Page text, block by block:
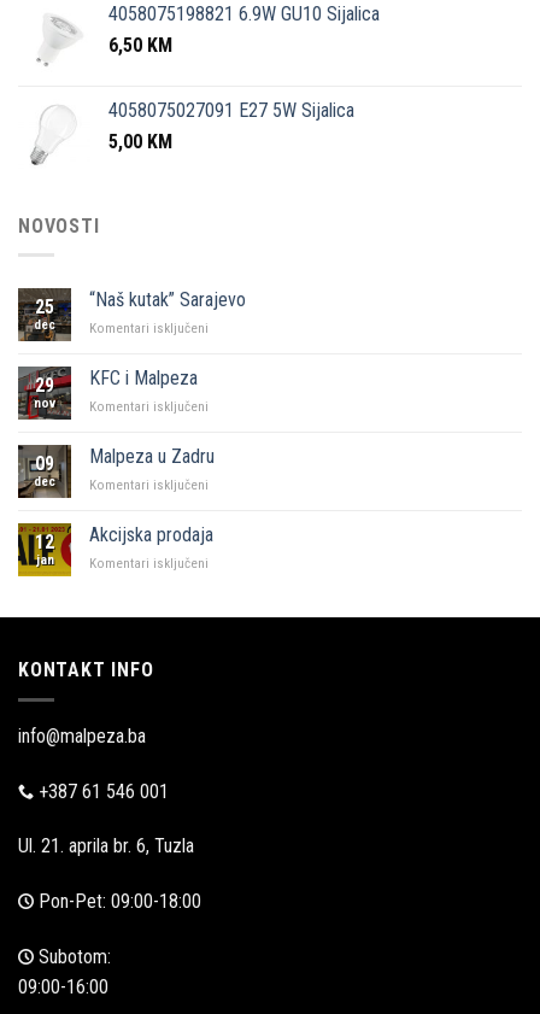
4058075198821 6.9W GU10 Sijalica
6,50 KM
4058075027091 E27 5W Sijalica
5,00 KM
NOVOSTI
25
dec
“Naš kutak” Sarajevo
Komentari isključeni
29
nov
KFC i Malpeza
Komentari isključeni
Malpeza
09
dec
Malpeza u Zadru
Komentari isključeni
Zadru
12
jan
Akcijska prodaja
Komentari isključeni
KONTAKT INFO
info@malpeza.ba
+387 61 546 001
Ul. 21. aprila br. 6, Tuzla
Pon-Pet: 09:00-18:00
Subotom:
09:00-16:00